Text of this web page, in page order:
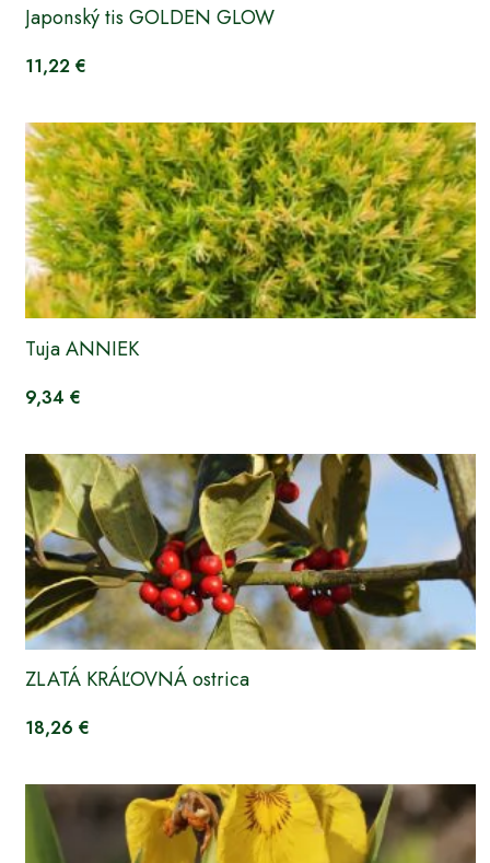
Japonský tis GOLDEN GLOW
11,22 €
Tuja ANNIEK
9,34 €
ZLATÁ KRÁĽOVNÁ ostrica
18,26 €